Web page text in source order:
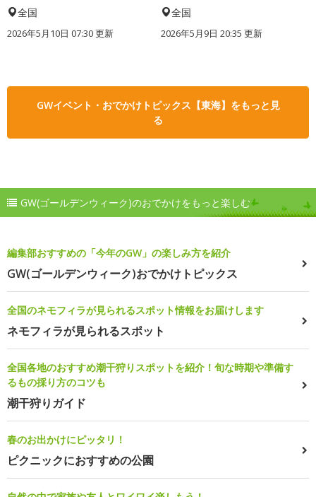
全国
2026年5月10日 07:30 更新
全国
2026年5月9日 20:35 更新
GWイベント・おでかけトピックス【東海】をもっと見
る
GW(ゴールデンウィーク)のおでかけをもっと楽しむ
編集部おすすめの「今年のGW」の楽しみ方を紹介
GW(ゴールデンウィーク)おでかけトピックス
全国のネモフィラが見られるスポット情報をお届けします
ネモフィラが見られるスポット
全国各地のおすすめ潮干狩りスポットを紹介！旬な時期や準備す
るもの採り方のコツも
潮干狩りガイド
春のお出かけにピッタリ！
ピクニックにおすすめの公園